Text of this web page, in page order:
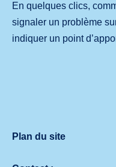
En quelques clics,
signaler un problème
indiquer un point
Plan du site